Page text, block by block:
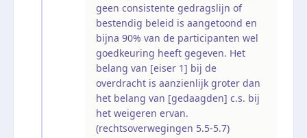
geen consistente gedragslijn of
bestendig beleid is aangetoond en
bijna 90% van de participanten wel
goedkeuring heeft gegeven. Het
belang van [eiser 1] bij de
overdracht is aanzienlijk groter dan
het belang van [gedaagden] c.s. bij
het weigeren ervan.
(rechtsoverwegingen 5.5-5.7)